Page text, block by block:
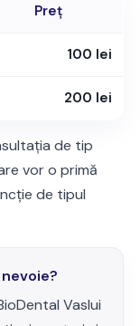
Preț
100 lei
200 lei
de tip
vor o primă
de tipul
Vaslui